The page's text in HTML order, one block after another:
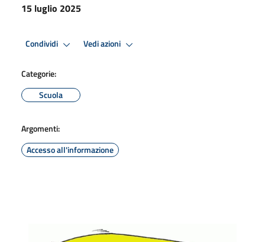
15 luglio 2025
Condividi Vedi azioni
Categorie:
Scuola
Argomenti:
Accesso all'informazione